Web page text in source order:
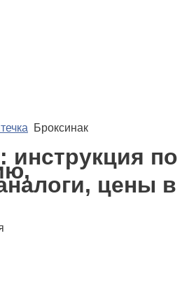
Броксинак
инструкция по
цены в